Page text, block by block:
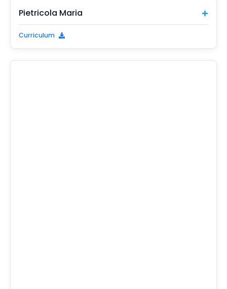
Pietricola Maria
Curriculum